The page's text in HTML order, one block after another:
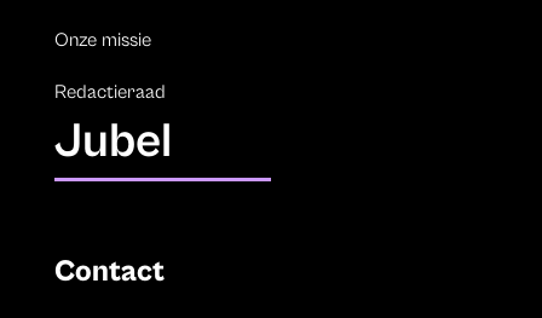
Onze missie
Redactieraad
Jubel
Contact